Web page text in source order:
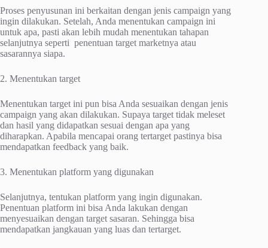
Proses penyusunan ini berkaitan dengan jenis campaign yang
ingin dilakukan. Setelah, Anda menentukan campaign ini
untuk apa, pasti akan lebih mudah menentukan tahapan
selanjutnya seperti penentuan target marketnya atau
sasarannya siapa.
2. Menentukan target
Menentukan target ini pun bisa Anda sesuaikan dengan jenis
campaign yang akan dilakukan. Supaya target tidak meleset
dan hasil yang didapatkan sesuai dengan apa yang
diharapkan. Apabila mencapai orang tertarget pastinya bisa
mendapatkan feedback yang baik.
3. Menentukan platform yang digunakan
Selanjutnya, tentukan platform yang ingin digunakan.
Penentuan platform ini bisa Anda lakukan dengan
menyesuaikan dengan target sasaran. Sehingga bisa
mendapatkan jangkauan yang luas dan tertarget.